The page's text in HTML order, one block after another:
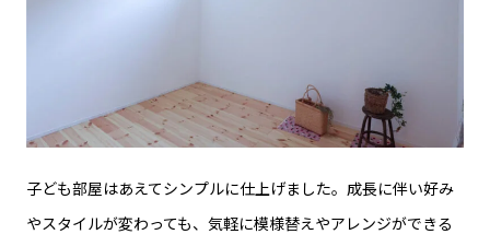
子ども部屋はあえてシンプルに仕上げました。成長に伴い好み
やスタイルが変わっても、気軽に模様替えやアレンジができる